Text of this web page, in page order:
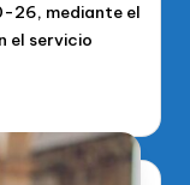
26, mediante el
el servicio